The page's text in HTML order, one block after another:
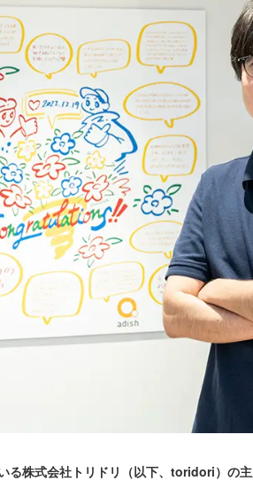
る株式会社トリドリ（以下、toridori）